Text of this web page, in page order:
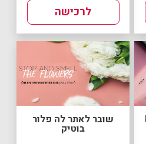
לרכישה
שובר לאתר לה פלור
בוטיק